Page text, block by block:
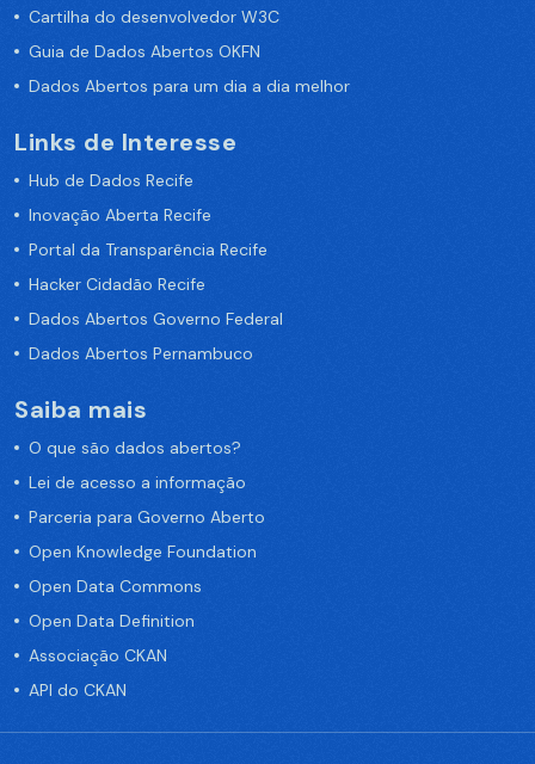
Cartilha do desenvolvedor W3C
Guia de Dados Abertos OKFN
Dados Abertos para um dia a dia melhor
Links de Interesse
Hub de Dados Recife
Inovação Aberta Recife
Portal da Transparência Recife
Hacker Cidadão Recife
Dados Abertos Governo Federal
Dados Abertos Pernambuco
Saiba mais
O que são dados abertos?
Lei de acesso a informação
Parceria para Governo Aberto
Open Knowledge Foundation
Open Data Commons
Open Data Definition
Associação CKAN
API do CKAN